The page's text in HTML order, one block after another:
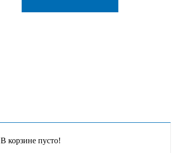
В корзине пусто!